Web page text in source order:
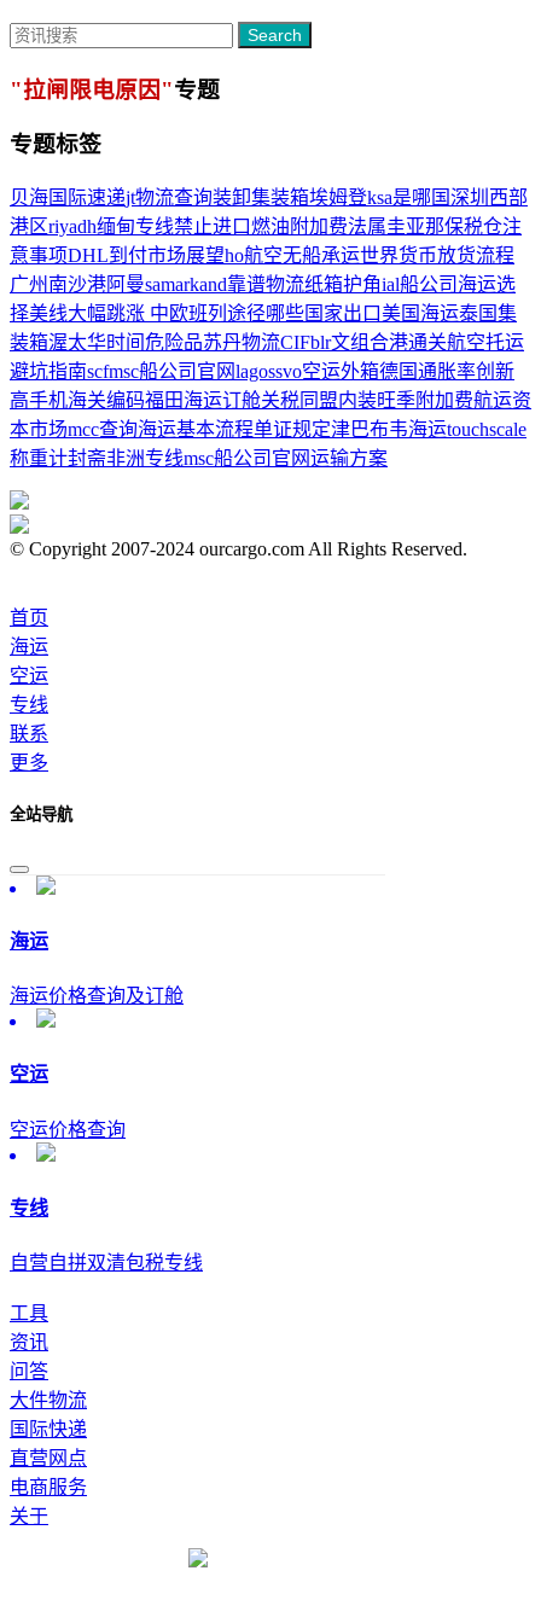
Search
"拉闸限电原因"专题
专题标签
贝海国际速递jt物流查询装卸集装箱埃姆登ksa是哪国深圳西部
港区riyadh缅甸专线禁止进口燃油附加费法属圭亚那保税仓注
意事项DHL到付市场展望ho航空无船承运世界货币放货流程
广州南沙港阿曼samarkand靠谱物流纸箱护角ial船公司 海运选
择美线大幅跳涨 中欧班列途径哪些国家出口美国海运泰国集
装箱渥太华时间危险品苏丹物流CIFblr文组合港通关航空托运
避坑指南scfmsc船公司官网lagossvo空运外箱德国通胀率创新
高手机海关编码福田海运订舱关税同盟内装旺季附加费航运资
本市场mcc查询海运基本流程单证规定津巴布韦海运touchscale
称重计封斋非洲专线msc船公司官网运输方案
© Copyright 2007-2024 ourcargo.com All Rights Reserved.
首页
海运
空运
专线
联系
更多
全站导航
海运
海运价格查询及订舱
空运
空运价格查询
专线
自营自拼双清包税专线
工具
资讯
问答
大件物流
国际快递
直营网点
电商服务
关于